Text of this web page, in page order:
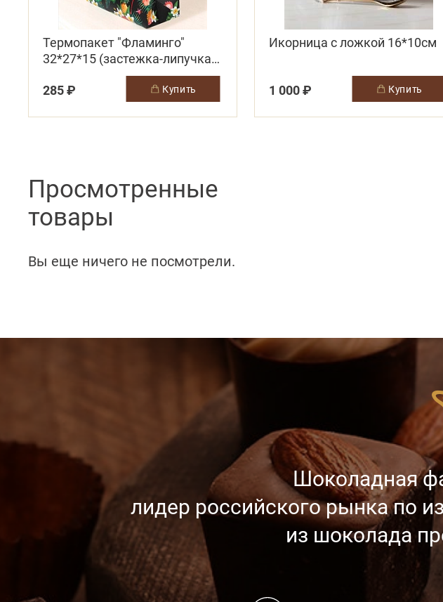
Термопакет "Фламинго"
32*27*15 (застежка-липучка
многоразовая)
285 ₽
купить
Икорница с ложкой 16*10см
1 000 ₽ купить
Просмотренные
товары
Вы еще ничего не посмотрели.
Шоколадная
лидер российского рынкапо
из шоколада